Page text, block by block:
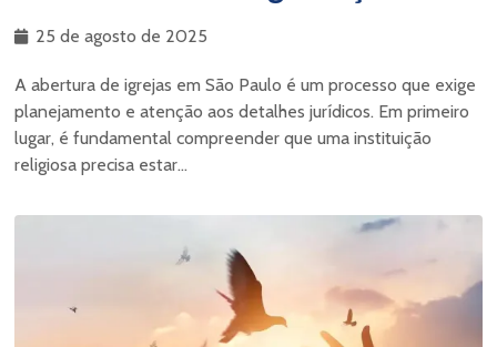
25 de agosto de 2025
A abertura de igrejas em São Paulo é um processo que exige
planejamento e atenção aos detalhes jurídicos. Em primeiro
lugar, é fundamental compreender que uma instituição
religiosa precisa estar...